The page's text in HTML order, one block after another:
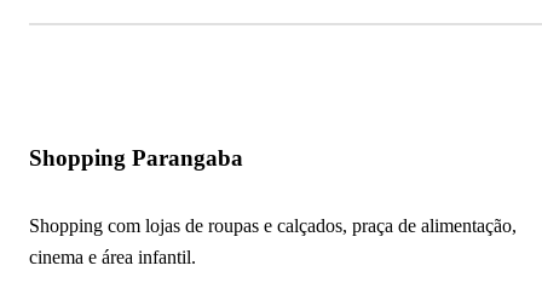
Shopping Parangaba
Shopping com lojas de roupas e calçados, praça de alimentação,
cinema e área infantil.